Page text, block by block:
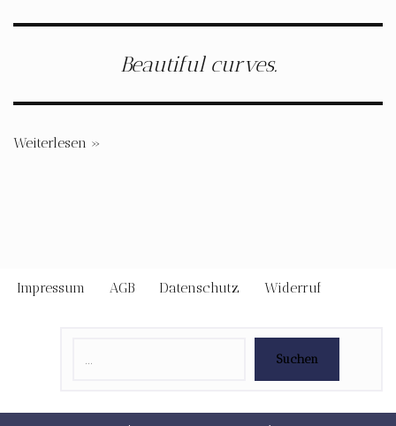
Beautiful curves.
Weiterlesen »
Impressum AGB Datenschutz Widerruf
Suchen